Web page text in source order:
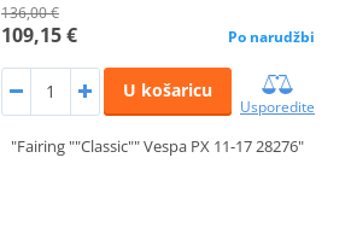
136,00 €
109,15 € Po narudžbi
U košaricu
Usporedite
"Fairing ""Classic"" Vespa PX 11-17 28276"